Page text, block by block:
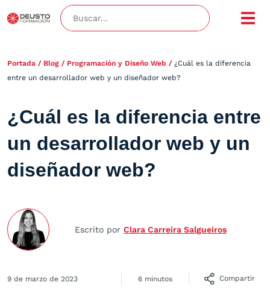
Portada / Blog / Programación y Diseño Web / ¿Cuál es la diferencia
entre un desarrollador web y un diseñador web?
¿Cuál es la diferencia entre
un desarrollador web y un
diseñador web?
Escrito por Clara Carreira Salgueiros
9 de marzo de 2023 6 minutos Compartir